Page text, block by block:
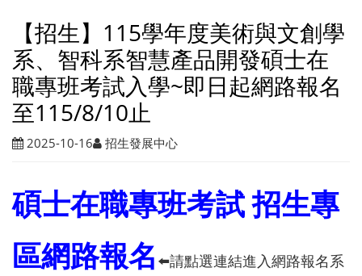
【招生】115學年度美術與文創學
系、智科系智慧產品開發碩士在
職專班考試入學~即日起網路報名
至115/8/10止
2025-10-16 招生發展中心
碩士在職專班考試 招生專
區網路報名 ⬅️請點選連結進入網路報名系